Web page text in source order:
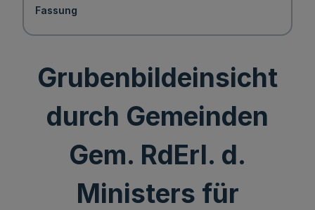
Fassung
Grubenbildeinsicht
durch Gemeinden
Gem. RdErl. d.
Ministers für